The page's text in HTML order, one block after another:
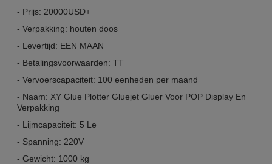
- Prijs: 20000USD+
- Verpakking: houten doos
- Levertijd: EEN MAAN
- Betalingsvoorwaarden: TT
- Vervoerscapaciteit: 100 eenheden per maand
- Naam: XY Glue Plotter Gluejet Gluer Voor POP Display En
Verpakking
- Lijmcapaciteit: 5 Le
- Spanning: 220V
- Gewicht: 1000 kg